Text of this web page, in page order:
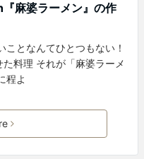
『麻婆ラーメン』の作
となんてひとつもない！
料理 それが「麻婆ラーメ
程よ